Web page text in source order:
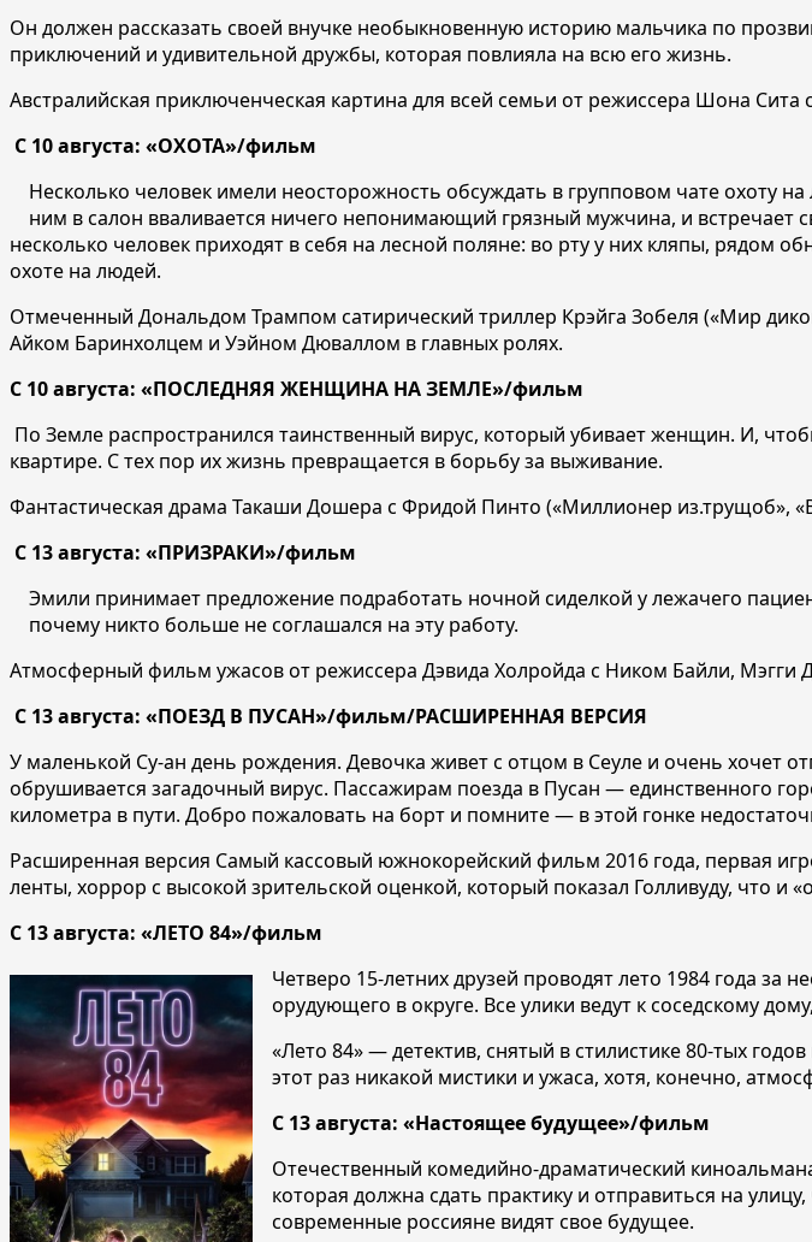
Он должен рассказать своей внучке необыкновенную историю мальчика по
приключений и удивительной дружбы, которая повлияла на всю его жизнь.
Австралийская приключенческая картина для всей семьи от режиссера Шона
С 10 августа: «ОХОТА»/фильм
Несколько человек имели неосторожность обсуждать в групповом чате охоту
ним в салон вваливается ничего непонимающий грязный мужчина, и
несколько человек приходят в себя на лесной поляне: во рту у них кляпы,
охоте на людей.
Отмеченный Дональдом Трампом сатирический триллер Крэйга Зобеля («Мир
Айком Баринхолцем и Уэйном Дюваллом в главных ролях.
С 10 августа: «ПОСЛЕДНЯЯ ЖЕНЩИНА НА ЗЕМЛЕ»/фильм
По Земле распространился таинственный вирус, который убивает женщин. И,
квартире. С тех пор их жизнь превращается в борьбу за выживание.
Фантастическая драма Такаши Дошера с Фридой Пинто («Миллионер из.трущоб»,
С 13 августа: «ПРИЗРАКИ»/фильм
Эмили принимает предложение подработать ночной сиделкой у лежачего
почему никто больше не соглашался на эту работу.
Атмосферный фильм ужасов от режиссера Дэвида Холройда с Ником Байли,
С 13 августа: «ПОЕЗД В ПУСАН»/фильм/РАСШИРЕННАЯ ВЕРСИЯ
У маленькой Су-ан день рождения. Девочка живет с отцом в Сеуле и очень хочет
обрушивается загадочный вирус. Пассажирам поезда в Пусан — единственного
километра в пути. Добро пожаловать на борт и помните — в этой гонке
Расширенная версия Самый кассовый южнокорейский фильм 2016 года, первая
ленты, хоррор с высокой зрительской оценкой, который показал Голливуду, что и
С 13 августа: «ЛЕТО 84»/фильм
Четверо 15-летних друзей проводят лето 1984 года
орудующего в округе. Все улики ведут к соседскому
«Лето 84» — детектив, снятый в стилистике 80-тых
этот раз никакой мистики и ужаса, хотя, конечно,
С 13 августа: «Настоящее будущее»/фильм
Отечественный комедийно-драматический
которая должна сдать практику и отправиться на
современные россияне видят свое будущее.